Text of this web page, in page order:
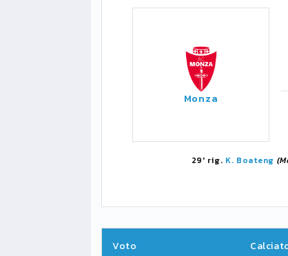
Monza
29' rig. K. Boateng
Voto